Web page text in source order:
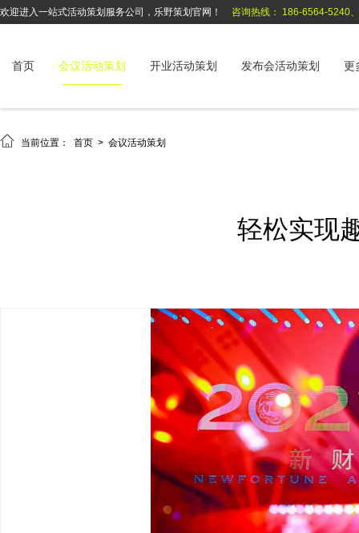
欢迎进入一站式活动策划服务公司，乐野策划官网！ 咨询热线： 186-6564-5240
首页 会议活动策划 开业活动策划 发布会活动策划 更
 当前位置： 首页 > 会议活动策划
轻松实现